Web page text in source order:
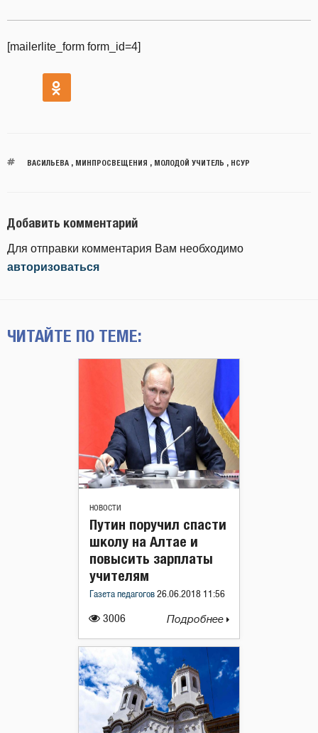
[mailerlite_form form_id=4]
ВАСИЛЬЕВА, МИНПРОСВЕЩЕНИЯ , МОЛОДОЙ УЧИТЕЛЬ , НСУР
Добавить комментарий
Для отправки комментария Вам необходимо
авторизоваться
ЧИТАЙТЕ ПО ТЕМЕ:
НОВОСТИ
3006
Путин поручил спасти
школу на Алтае и
повысить зарплаты
учителям
Газета педагогов 26.06.2018 11:56
Подробнее